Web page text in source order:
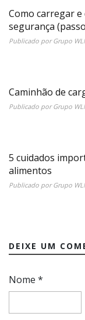
Como carregar
segurança
Publicado porGrupo
Caminhão de
Publicado porGrupo
5 cuidados
alimentos
Publicado porGrupo
DEIXE UM
Nome *